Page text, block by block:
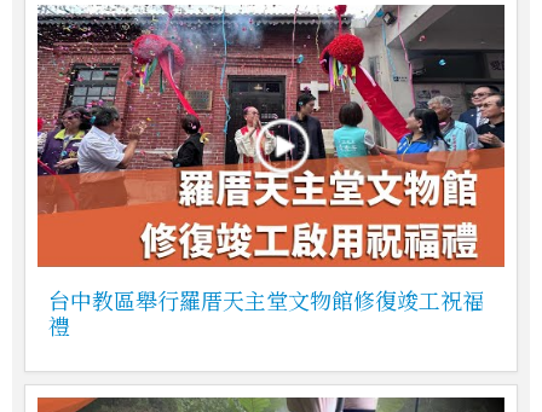
台中教區舉行羅厝天主堂文物館修復竣工祝福
禮